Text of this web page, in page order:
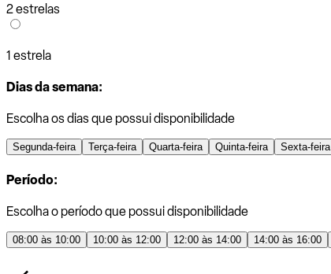
2 estrelas
1 estrela
Dias da semana:
Escolha os dias que possui disponibilidade
Segunda-feira Terça-feira Quarta-feira Quinta-feira Sexta-feira
Período:
Escolha o período que possui disponibilidade
08:00 às 10:00 10:00 às 12:00 12:00 às 14:00 14:00 às 16:00